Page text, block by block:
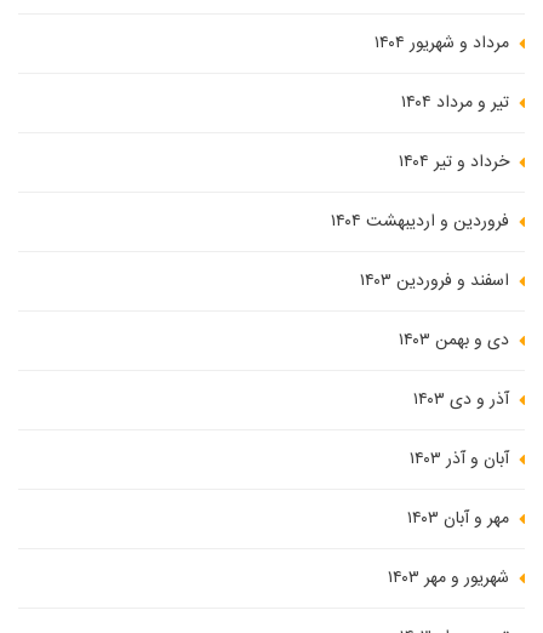
مرداد و شهریور ۱۴۰۴
تیر و مرداد ۱۴۰۴
خرداد و تیر ۱۴۰۴
فروردین و اردیبهشت ۱۴۰۴
اسفند و فروردین ۱۴۰۳
دی و بهمن ۱۴۰۳
آذر و دی ۱۴۰۳
آبان و آذر ۱۴۰۳
مهر و آبان ۱۴۰۳
شهریور و مهر ۱۴۰۳